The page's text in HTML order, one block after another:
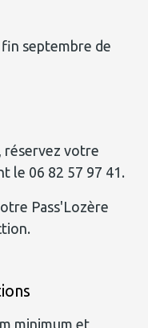
minimum et
réservez votre
le 06 82 57 97 41.
Pass'Lozère
septembre de